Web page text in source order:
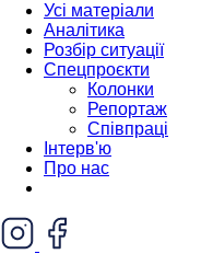
Усі матеріали
Аналітика
Розбір ситуації
Спецпроєкти
Колонки
Репортаж
Співпраці
Інтерв'ю
Про нас